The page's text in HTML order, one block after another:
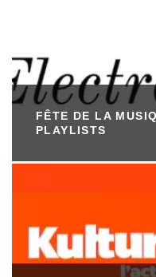
FÊTE DE LA
PLAYLISTS